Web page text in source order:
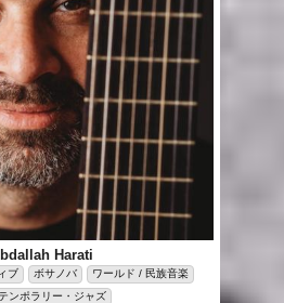
Harati
ブ ボサノバ
ワールド / 民族音楽
ンポラリー・ジャズ